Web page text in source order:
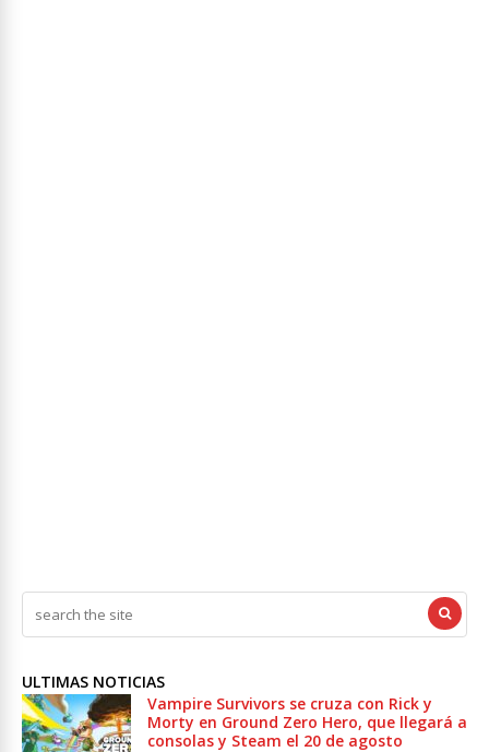
ULTIMAS NOTICIAS
Vampire Survivors se cruza con Rick y
Morty en Ground Zero Hero, que llegará a
consolas y Steam el 20 de agosto